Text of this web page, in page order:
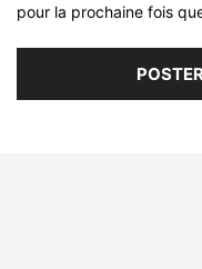
pour la prochaine fois